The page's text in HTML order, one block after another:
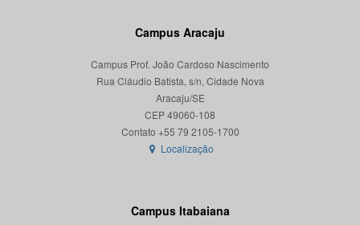
Campus Aracaju
Campus Prof. João Cardoso Nascimento
Rua Cláudio Batista, s/n, Cidade Nova
Aracaju/SE
CEP 49060-108
Localização
Campus Itabaiana